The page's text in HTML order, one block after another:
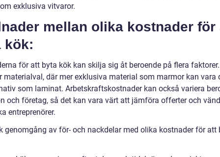
exklusiva vitvaror.
mellan olika kostnader för
kök:
för att byta kök kan skilja sig åt beroende på flera
materialval, där mer exklusiva material som marmor kan vara
som laminat. Arbetskraftskostnader kan också variera
och företag, så det kan vara värt att jämföra offerter och
entreprenörer.
genomgång av för- och nackdelar med olika kostnader för att